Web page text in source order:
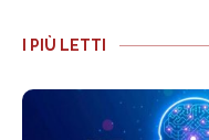
I PIÙ LETTI